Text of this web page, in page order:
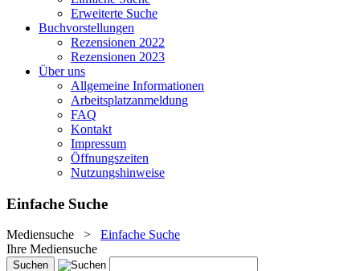
Erweiterte Suche
Buchvorstellungen
Rezensionen 2022
Rezensionen 2023
Über uns
Allgemeine Informationen
Arbeitsplatzanmeldung
FAQ
Kontakt
Impressum
Öffnungszeiten
Nutzungshinweise
Einfache Suche
Mediensuche > Einfache Suche
Ihre Mediensuche